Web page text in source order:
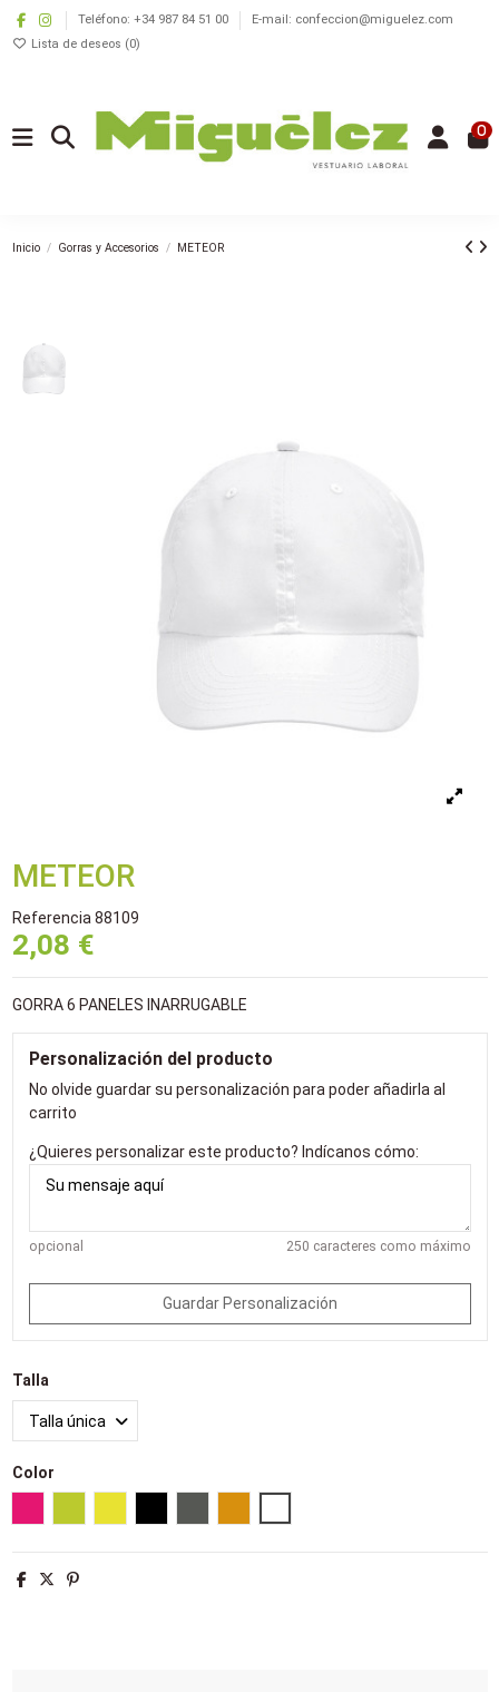
Teléfono: +34 987 84 51 00
E-mail: confeccion@miguelez.com
Lista de deseos (0)
0
Inicio Gorras y Accesorios METEOR
METEOR
Referencia 88109
2,08 €
GORRA 6 PANELES INARRUGABLE
Personalización del producto
No olvide guardar su personalización para poder añadirla al
carrito
¿Quieres personalizar este producto? Indícanos cómo:
opcional 250 caracteres como máximo
Guardar Personalización
Talla
Color